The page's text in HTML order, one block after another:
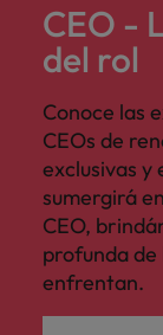
CEO -
del rol
Conoce las
CEOs de
exclusivas y
sumergirá
CEO,
profunda de
enfrentan.